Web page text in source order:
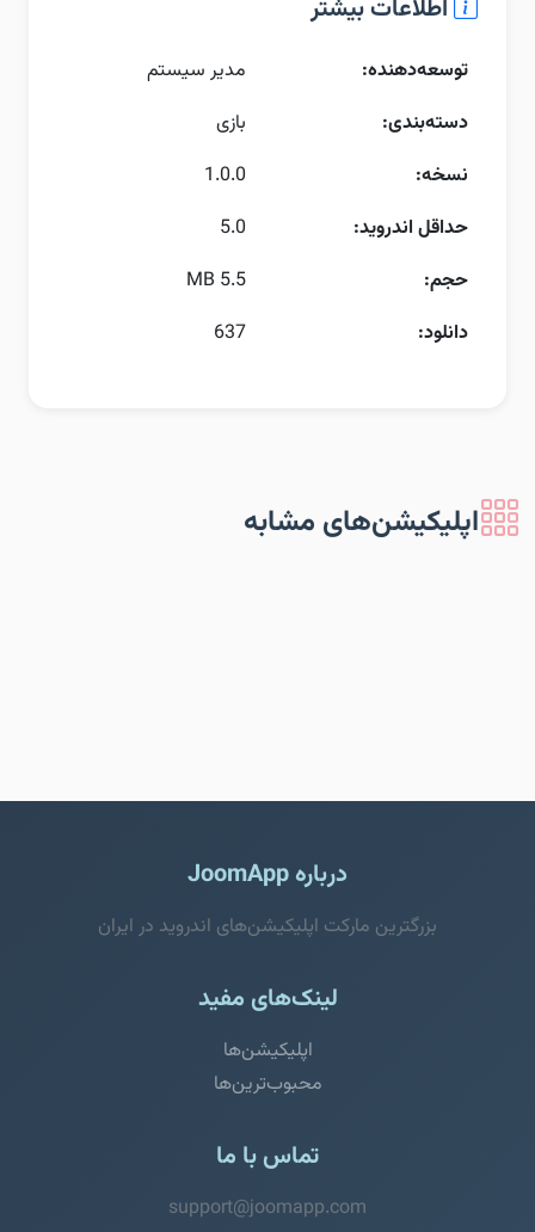
اطلاعات بیشتر
توسعه‌دهنده:
مدیر سیستم
دسته‌بندی:
بازی
نسخه:
1.0.0
حداقل اندروید:
5.0
حجم:
5.5 MB
دانلود:
637
اپلیکیشن‌های مشابه
درباره JoomApp
بزرگترین مارکت اپلیکیشن‌های اندروید در ایران
لینک‌های مفید
اپلیکیشن‌ها
محبوب‌ترین‌ها
تماس با ما
support@joomapp.com